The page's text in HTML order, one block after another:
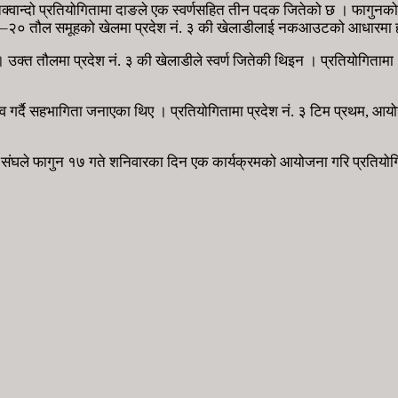
प्रतियोगितामा दाङले एक स्वर्णसहित तीन पदक जितेको छ । फागुनको
तौल समूहको खेलमा प्रदेश नं. ३ की खेलाडीलाई नकआउटको आधारमा
तौलमा प्रदेश नं. ३ की खेलाडीले स्वर्ण जितेकी थिइन ।
सहभागिता जनाएका थिए । प्रतियोगितामा प्रदेश नं. ३ टिम प्रथम,
फागुन १७ गते शनिवारका दिन एक कार्यक्रमको आयोजना गरि